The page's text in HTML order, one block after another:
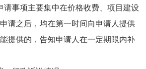
请事项主要集中在价格收费、项目建设
请之后，均在第一时间向申请人提供
提供的，告知申请人在一定期限内补